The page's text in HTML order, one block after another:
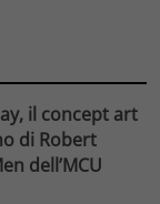
il concept art
di Robert
dell’MCU